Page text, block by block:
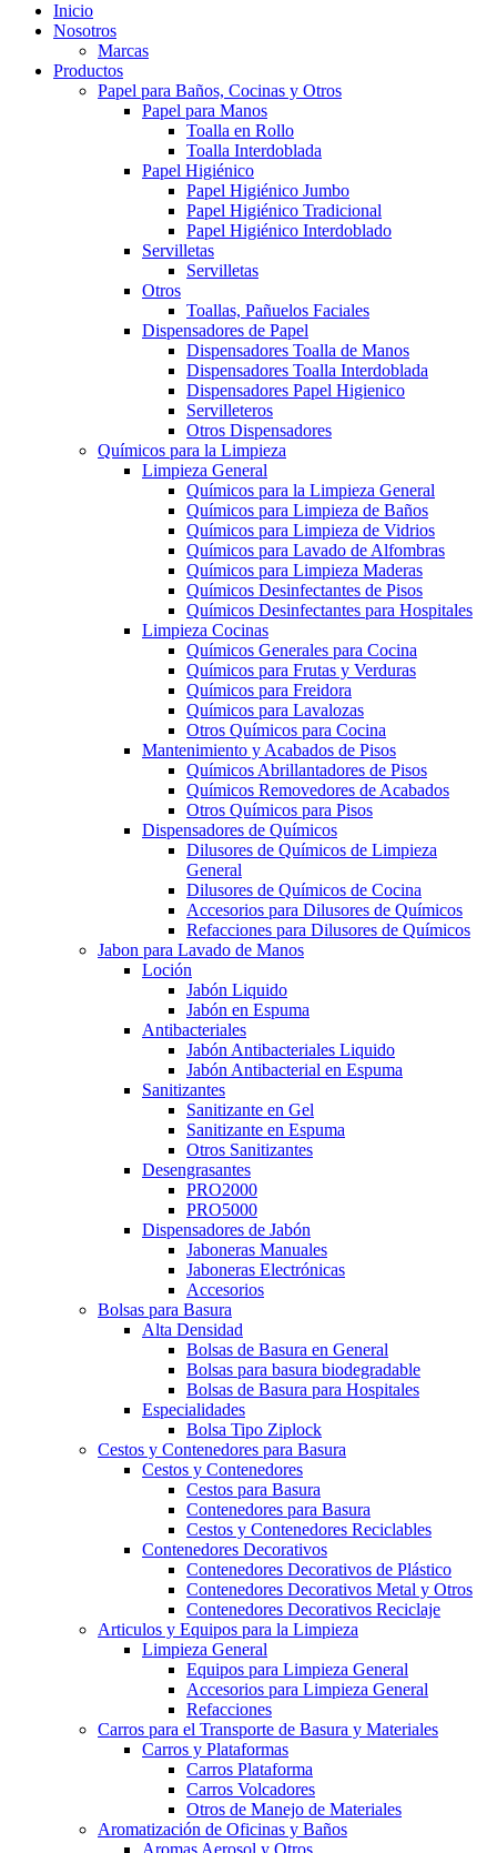
Inicio
Nosotros
Marcas
Productos
Papel para Baños, Cocinas y Otros
Papel para Manos
Toalla en Rollo
Toalla Interdoblada
Papel Higiénico
Papel Higiénico Jumbo
Papel Higiénico Tradicional
Papel Higiénico Interdoblado
Servilletas
Servilletas
Otros
Toallas, Pañuelos Faciales
Dispensadores de Papel
Dispensadores Toalla de Manos
Dispensadores Toalla Interdoblada
Dispensadores Papel Higienico
Servilleteros
Otros Dispensadores
Químicos para la Limpieza
Limpieza General
Químicos para la Limpieza General
Químicos para Limpieza de Baños
Químicos para Limpieza de Vidrios
Químicos para Lavado de Alfombras
Químicos para Limpieza Maderas
Químicos Desinfectantes de Pisos
Químicos Desinfectantes para Hospitales
Limpieza Cocinas
Químicos Generales para Cocina
Químicos para Frutas y Verduras
Químicos para Freidora
Químicos para Lavalozas
Otros Químicos para Cocina
Mantenimiento y Acabados de Pisos
Químicos Abrillantadores de Pisos
Químicos Removedores de Acabados
Otros Químicos para Pisos
Dispensadores de Químicos
Dilusores de Químicos de Limpieza
General
Dilusores de Químicos de Cocina
Accesorios para Dilusores de Químicos
Refacciones para Dilusores de Químicos
Jabon para Lavado de Manos
Loción
Jabón Liquido
Jabón en Espuma
Antibacteriales
Jabón Antibacteriales Liquido
Jabón Antibacterial en Espuma
Sanitizantes
Sanitizante en Gel
Sanitizante en Espuma
Otros Sanitizantes
Desengrasantes
PRO2000
PRO5000
Dispensadores de Jabón
Jaboneras Manuales
Jaboneras Electrónicas
Accesorios
Bolsas para Basura
Alta Densidad
Bolsas de Basura en General
Bolsas para basura biodegradable
Bolsas de Basura para Hospitales
Especialidades
Bolsa Tipo Ziplock
Cestos y Contenedores para Basura
Cestos y Contenedores
Cestos para Basura
Contenedores para Basura
Cestos y Contenedores Reciclables
Contenedores Decorativos
Contenedores Decorativos de Plástico
Contenedores Decorativos Metal y Otros
Contenedores Decorativos Reciclaje
Articulos y Equipos para la Limpieza
Limpieza General
Equipos para Limpieza General
Accesorios para Limpieza General
Refacciones
Carros para el Transporte de Basura y Materiales
Carros y Plataformas
Carros Plataforma
Carros Volcadores
Otros de Manejo de Materiales
Aromatización de Oficinas y Baños
Aromas Aerosol y Otros